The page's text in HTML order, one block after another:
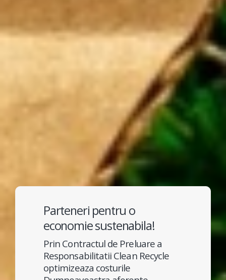
Parteneri pentru o
economie sustenabila!
Prin Contractul de Preluare a
Responsabilitatii Clean Recycle
optimizeaza costurile